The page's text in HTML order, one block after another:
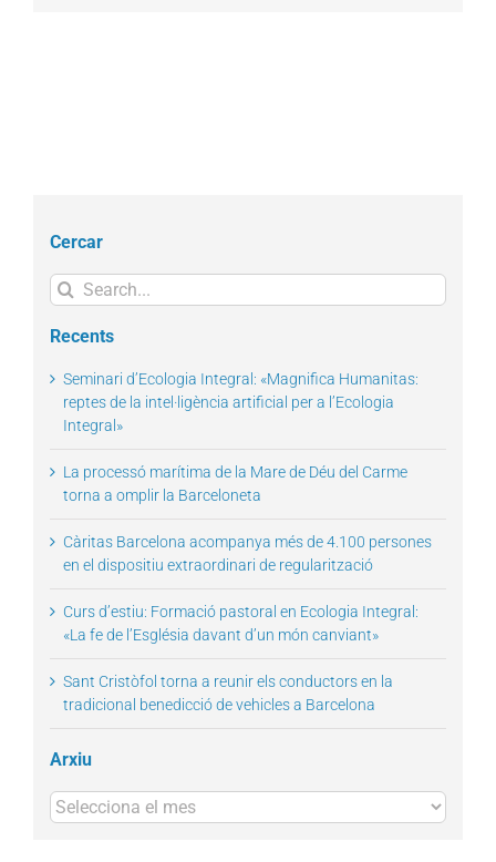
Cercar
Search
for:
Recents
Seminari d’Ecologia Integral: «Magnifica Humanitas:
reptes de la intel·ligència artificial per a l’Ecologia
Integral»
La processó marítima de la Mare de Déu del Carme
torna a omplir la Barceloneta
Càritas Barcelona acompanya més de 4.100 persones
en el dispositiu extraordinari de regularització
Curs d’estiu: Formació pastoral en Ecologia Integral:
«La fe de l’Església davant d’un món canviant»
Sant Cristòfol torna a reunir els conductors en la
tradicional benedicció de vehicles a Barcelona
Arxiu
Arxius